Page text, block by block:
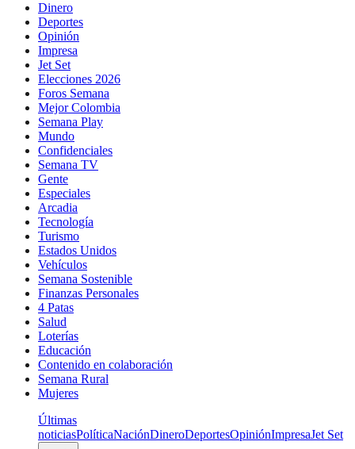
Dinero
Deportes
Opinión
Impresa
Jet Set
Elecciones 2026
Foros Semana
Mejor Colombia
Semana Play
Mundo
Confidenciales
Semana TV
Gente
Especiales
Arcadia
Tecnología
Turismo
Estados Unidos
Vehículos
Semana Sostenible
Finanzas Personales
4 Patas
Salud
Loterías
Educación
Contenido en colaboración
Semana Rural
Mujeres
Últimas
noticiasPolíticaNaciónDineroDeportesOpiniónImpresaJet Set